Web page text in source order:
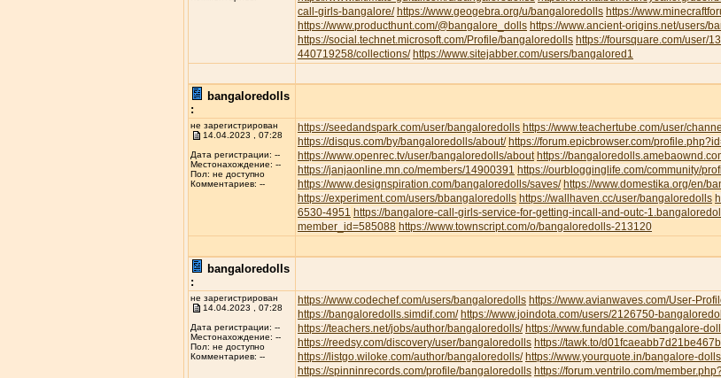
call-girls-bangalore/ https://www.geogebra.org/u/bangaloredolls https://
https://www.producthunt.com/@bangalore_dolls https://www.ancient-origins.net/users/
https://social.technet.microsoft.com/Profile/bangaloredolls https://foursquare.com/user/
440719258/collections/ https://www.sitejabber.com/users/bangalored1
bangaloredolls
:
не зарегистрирован
14.04.2023 , 07:28
Дата регистрации: --
Местонахождение: --
Пол: не доступно
Комментариев: --
https://seedandspark.com/user/bangaloredolls https://www.teachertube.com/user/
https://disqus.com/by/bangaloredolls/about/ https://forum.epicbrowser.com/
https://www.openrec.tv/user/bangaloredolls/about https://
https://janjaonline.mn.co/members/14900391 https://ourblogginglife.com/community/
https://www.designspiration.com/bangaloredolls/saves/ https://www.domestika.org/en/
https://experiment.com/users/bbangaloredolls https://wallhaven.cc/user/bangaloredolls
6530-4951 https://bangalore-call-girls-service-for-getting-incall-and-outc-
member_id=585088 https://www.townscript.com/o/bangaloredolls-213120
bangaloredolls
:
не зарегистрирован
14.04.2023 , 07:28
Дата регистрации: --
Местонахождение: --
Пол: не доступно
Комментариев: --
https://www.codechef.com/users/bangaloredolls https://www.avianwaves.com/User-
https://bangaloredolls.simdif.com/ https://www.joindota.com/users/2126750-
https://teachers.net/jobs/author/bangaloredolls/ https://www.fundable.com/bangalore-
https://reedsy.com/discovery/user/bangaloredolls https://tawk.to/
https://listgo.wiloke.com/author/bangaloredolls/ https://www.yourquote.in/bangalore-
https://spinninrecords.com/profile/bangaloredolls https://forum.ventrilo.com/